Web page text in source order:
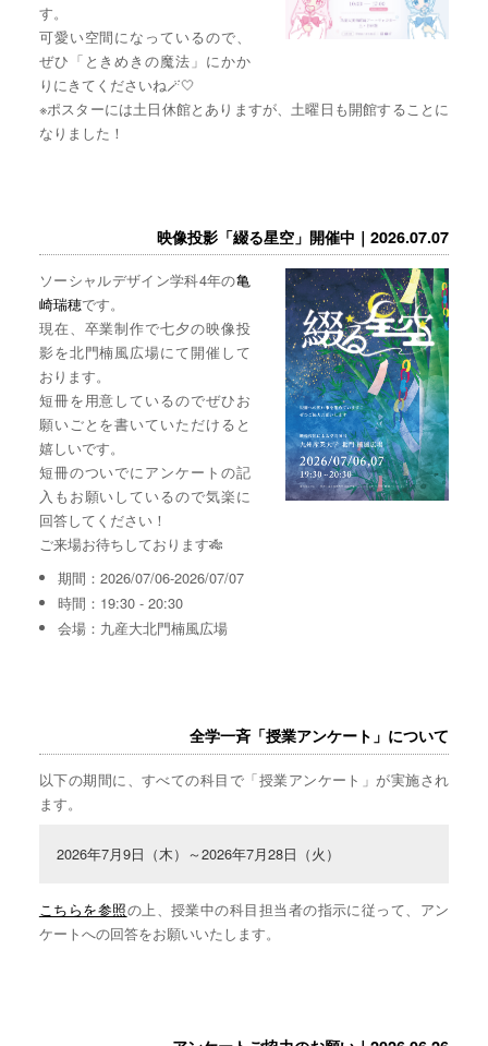
す。
可愛い空間になっているので、
ぜひ「ときめきの魔法」にかか
りにきてくださいね🪄🤍
※ポスターには土日休館とありますが、土曜日も開館することに
なりました！
映像投影「綴る星空」開催中｜2026.07.07
ソーシャルデザイン学科4年の亀
崎瑞穂です。
現在、卒業制作で七夕の映像投
影を北門楠風広場にて開催して
おります。
短冊を用意しているのでぜひお
願いごとを書いていただけると
嬉しいです。
短冊のついでにアンケートの記
入もお願いしているので気楽に
回答してください！
ご来場お待ちしております🎋
期間：2026/07/06-2026/07/07
時間：19:30 - 20:30
会場：九産大北門楠風広場
全学一斉「授業アンケート」について
以下の期間に、すべての科目で「授業アンケート」が実施され
ます。
2026年7月9日（木）～2026年7月28日（火）
こちらを参照の上、授業中の科目担当者の指示に従って、アン
ケートへの回答をお願いいたします。